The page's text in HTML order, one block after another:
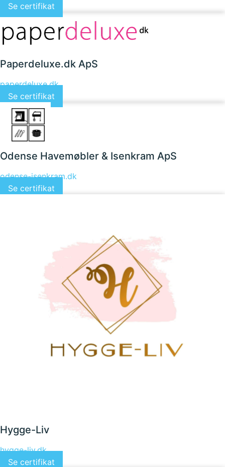
Se certifikat
Paperdeluxe.dk ApS
paperdeluxe.dk
Se certifikat
Odense Havemøbler & Isenkram ApS
odense-isenkram.dk
Se certifikat
Hygge-Liv
hygge-liv.dk
Se certifikat